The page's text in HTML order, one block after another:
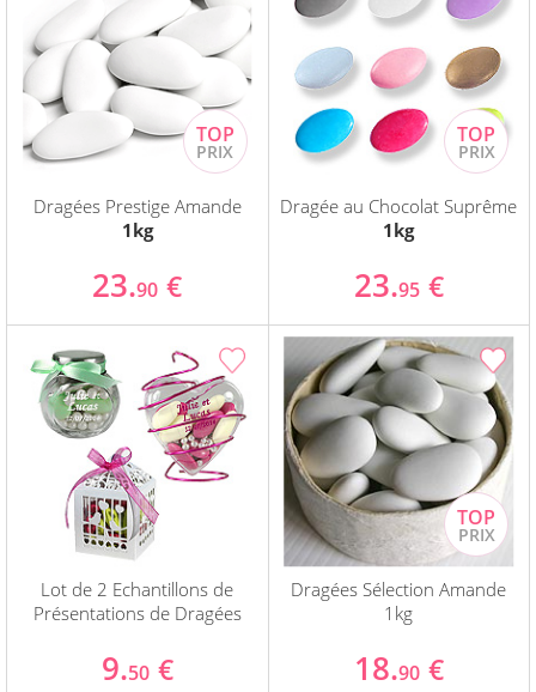
Dragées Prestige Amande
1kg
23.90 €
Dragée au Chocolat Suprême
1kg
23.95 €
Lot de 2 Echantillons de
Présentations de Dragées
9.50 €
Dragées Sélection Amande
1kg
18.90 €